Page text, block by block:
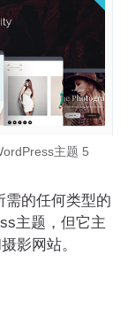
主题 5
的任何类型的
主题，但它主
影网站。